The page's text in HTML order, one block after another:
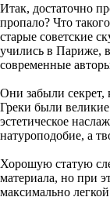
Итак, достаточно
пропало? Что
старые советские
учились в Париже,
современные
Они забыли секрет,
Греки были
эстетическое
натуроподобие, а
Хорошую статую
материала, но при
максимально